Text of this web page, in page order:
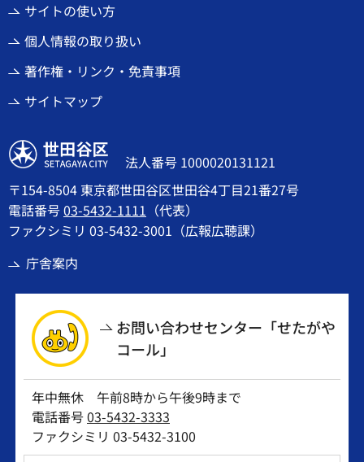
サイトの使い方
個人情報の取り扱い
著作権・リンク・免責事項
サイトマップ
世田谷区
法人番号 1000020131121
〒154-8504 東京都世田谷区世田谷4丁目21番27号
電話番号03-5432-1111 （代表）
ファクシミリ 03-5432-3001（広報広聴課）
庁舎案内
お問い合わせセンター「せたがや
コール」
年中無休 午前8時から午後9時まで
電話番号03-5432-3333
ファクシミリ 03-5432-3100